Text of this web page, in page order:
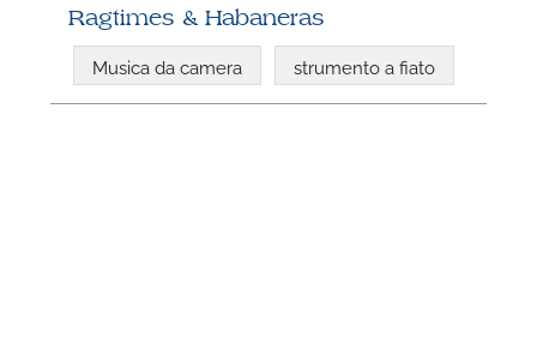
Ragtimes & Habaneras
Musica da camera strumento a fiato